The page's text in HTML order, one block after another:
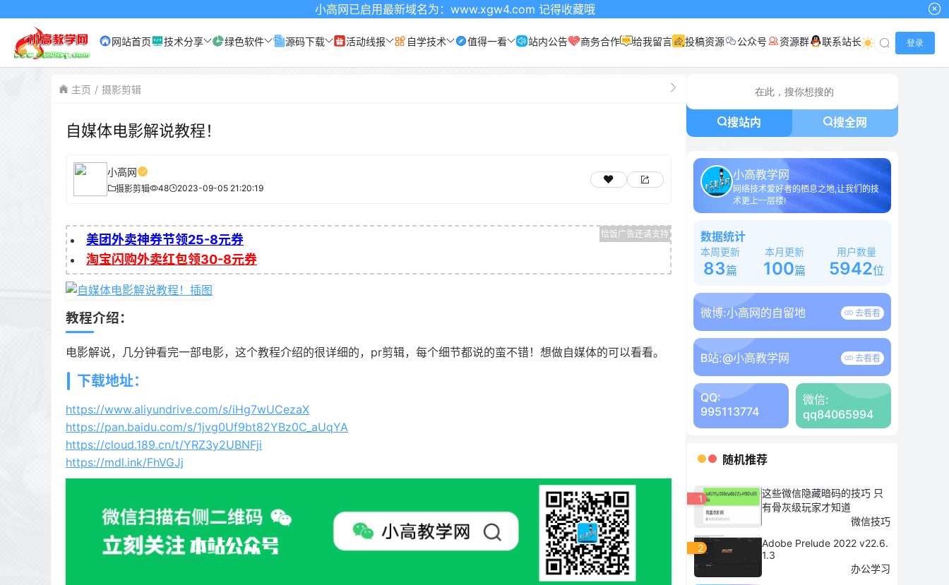
小高网已启用最新域名为：www.xgw4.com 记得收藏哦
网站首页 技术分享 绿色软件 源码下载 活动线报 自学技术 值得一看 站内公告 商务合作 给我留言 投稿资源 公众号 资源群 联系站长 登录
主页 摄影剪辑
自媒体电影解说教程！
小高网
摄影剪辑 48 2023-09-05 21:20:19
美团外卖神券节领25-8元券
淘宝闪购外卖红包领30-8元券
教程介绍：
电影解说，几分钟看完一部电影，这个教程介绍的很详细的，pr剪辑，每个细节都说的蛮不错！想做自媒体的可以看看。
下载地址：
https://www.aliyundrive.com/s/iHg7wUCezaX
https://pan.baidu.com/s/1jvg0Uf9bt82YBz0C_aUqYA
https://cloud.189.cn/t/YRZ3y2UBNFji
https://mdl.ink/FhVGJj
搜站内 搜全网
小高教学网
网络技术爱好者的栖息之地,让我们的技
术更上一层楼!
数据统计
本周更新
83篇
本月更新
100篇
用户数量
5942位
微博:小高网的自留地 去看看
B站:@小高教学网 去看看
QQ:
995113774
微信:
qq84065994
随机推荐
1
这些微信隐藏暗码的技巧 只
有骨灰级玩家才知道
微信技巧
2
Adobe Prelude 2022 v22.6.
1.3
办公学习